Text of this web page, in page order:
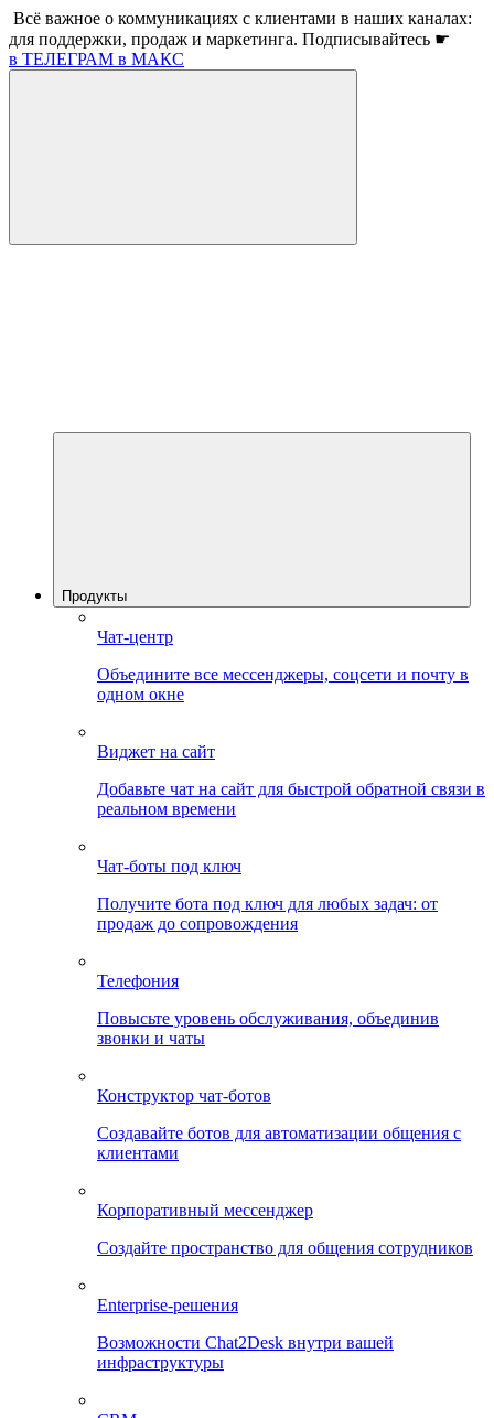
Всё важное о коммуникациях с клиентами в наших каналах:
для поддержки, продаж и маркетинга. Подписывайтесь ☛
в ТЕЛЕГРАМ в МАКС
Продукты
Чат-центр
Объедините все мессенджеры, соцсети и почту в
одном окне
Виджет на сайт
Добавьте чат на сайт для быстрой обратной связи в
реальном времени
Чат-боты под ключ
Получите бота под ключ для любых задач: от
продаж до сопровождения
Телефония
Повысьте уровень обслуживания, объединив
звонки и чаты
Конструктор чат-ботов
Создавайте ботов для автоматизации общения с
клиентами
Корпоративный мессенджер
Создайте пространство для общения сотрудников
Enterprise-решения
Возможности Chat2Desk внутри вашей
инфраструктуры